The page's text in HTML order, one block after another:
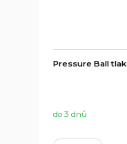
Pressure Ball
do 3 dnů